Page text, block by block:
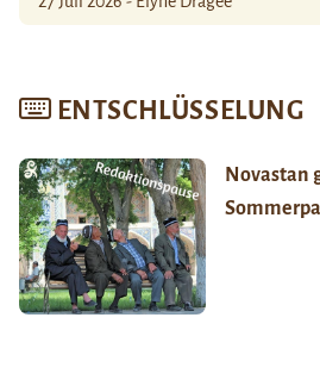
ENTSCHLÜSSELUNG
Novastan